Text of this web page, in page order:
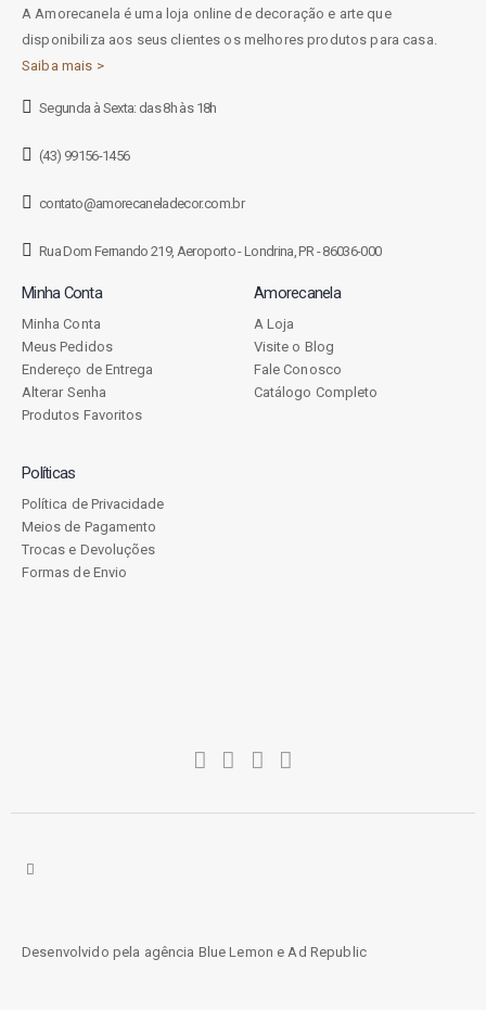
A Amorecanela é uma loja online de decoração e arte que
disponibiliza aos seus clientes os melhores produtos para casa.
Saiba mais >
Segunda à Sexta: das 8h às 18h
(43) 99156-1456
contato@amorecaneladecor.com.br
Rua Dom Fernando 219, Aeroporto - Londrina, PR - 86036-000
Minha Conta
Minha Conta
Meus Pedidos
Endereço de Entrega
Alterar Senha
Produtos Favoritos
Amorecanela
A Loja
Visite o Blog
Fale Conosco
Catálogo Completo
Políticas
Política de Privacidade
Meios de Pagamento
Trocas e Devoluções
Formas de Envio
Desenvolvido pela agência Blue Lemon eAd Republic